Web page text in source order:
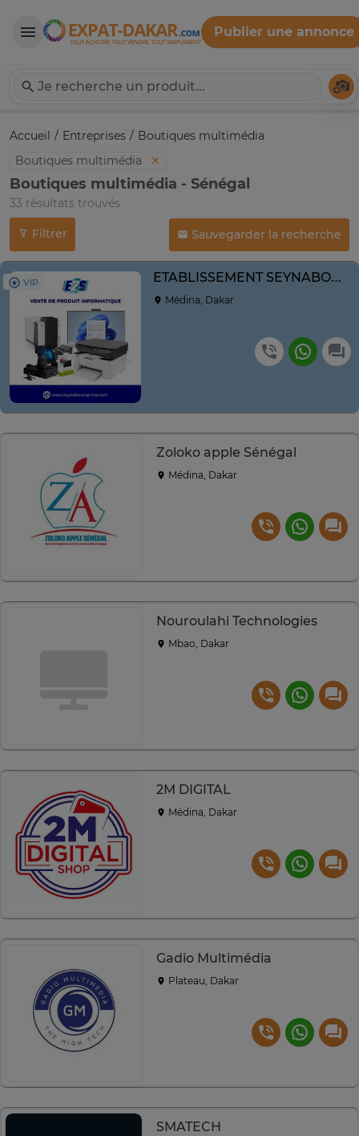
Expat-Dakar
Publier une annonce
Accueil Entreprises
Boutiques multimédia
Boutiques multimédia
Boutiques multimédia - Sénégal
33 résultats trouvés
Filtrer Sauvegarder la recherche
VIP ETABLISSEMENT SEYNABOU SERVICES
Médina, Dakar
Zoloko apple Sénégal
Médina, Dakar
Nouroulahi Technologies
Mbao, Dakar
2M DIGITAL
Médina, Dakar
Gadio Multimédia
Plateau, Dakar
SMATECH